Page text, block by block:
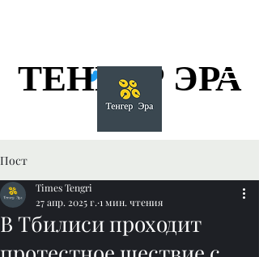
ТЕНГЕР ЭРА
ТЕНГЕР ЭРА
Пост
В Тбилиси проходит
Times Tengri
27 апр. 2025 г. 1 мин. чтения